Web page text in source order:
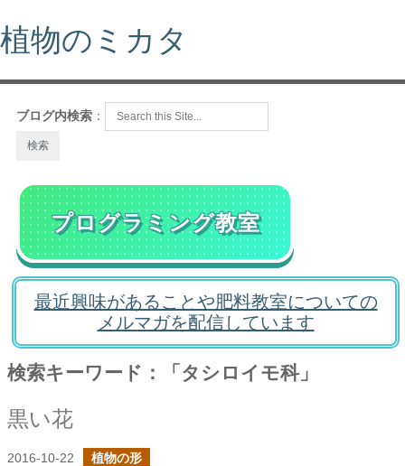
植物のミカタ
ブログ内検索 ：
プログラミング教室
最近興味があることや肥料教室についての
メルマガを配信しています
検索キーワード：「タシロイモ科」
黒い花
2016-10-22 植物の形